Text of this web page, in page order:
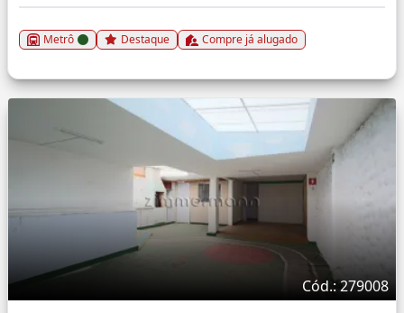
Metrô Destaque Compre já alugado
Cód.: 279008